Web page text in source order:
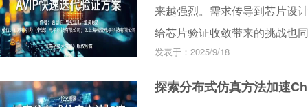
域噪声实测点的位置。通过仿
噪声时域的仿测误差小于6%
来越强烈。需求传导到芯片设
给芯片验证收敛带来的挑战也
收敛，是每个芯片工程师和项
Cadence Palladium Z2，
发表于：2025/9/18
探索分布式仿真方法加速